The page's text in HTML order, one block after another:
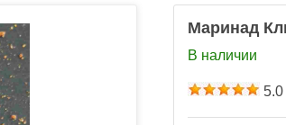
Маринад
В наличии
5.0